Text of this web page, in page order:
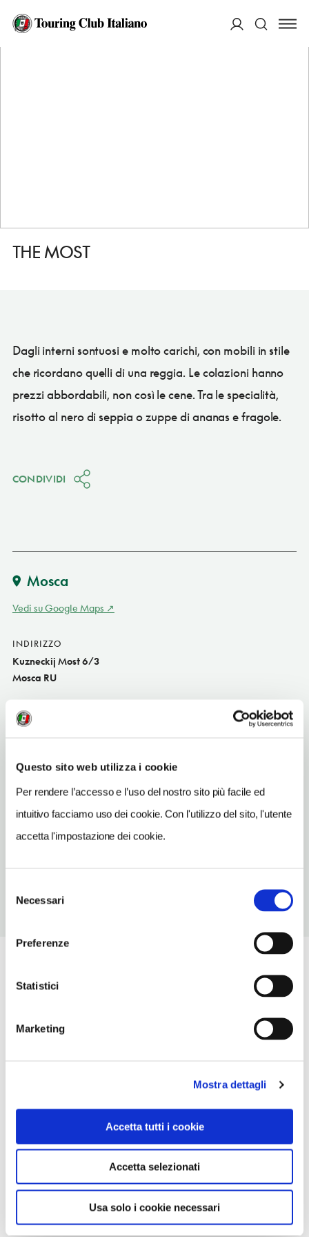
Questo sito web utilizza i cookie
Per rendere l’accesso e l’uso del nostro sito più facile ed
intuitivo facciamo uso dei cookie. Con l'utilizzo del sito, l'utente
accetta l'impostazione dei cookie.
delNecessari
Preferenze
Statistici
Marketing
Mostra dettagli
Accetta tutti i cookie
Accetta selezionati
Usa solo i cookie necessari
HOME
THE MOST
Dagli interni sontuosi e molto carichi, con mobili in stile
che ricordano quelli di una reggia. Le colazioni hanno
prezzi abbordabili, non così le cene. Tra le specialità,
risotto al nero di seppia o zuppe di ananas e fragole.
CONDIVIDI
Mosca
Vedi su Google Maps
INDIRIZZO
Kuzneckij Most 6/3
Mosca RU
www.themost.ru
4957733100
TIPO DI CUCINA
internazional
METRO